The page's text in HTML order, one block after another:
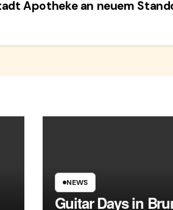
Apotheke an neuem
NEWS
Guitar Days in